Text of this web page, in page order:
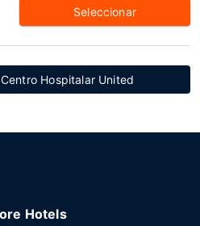
Seleccionar
Hospitalar United
Hotels